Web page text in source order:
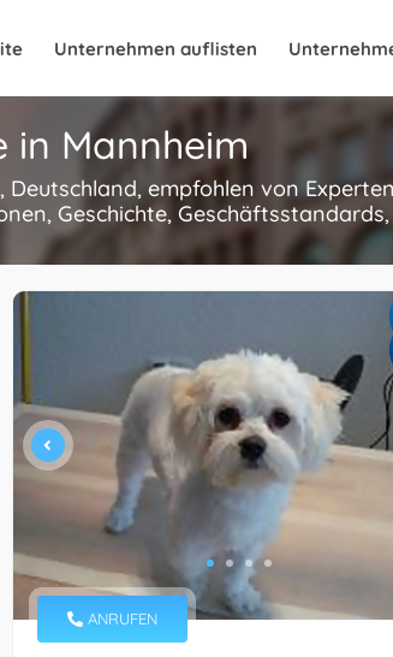
Unternehmen auflisten
in Mannheim
empfohlen von
Geschichte,
ANRUFEN